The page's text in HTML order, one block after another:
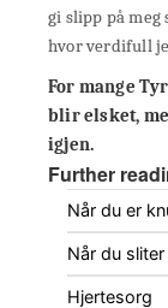
gi slipp på meg
hvor verdifull
For mange
blir elsket,
igjen.
Further
Når du er
Når du
Hjertesorg